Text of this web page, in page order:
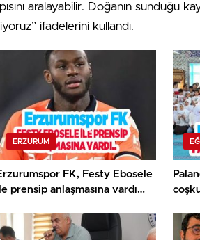
aralayabilir. Doğanın sunduğu
ifadelerini kullandı.
ERZURUM
FK, Festy Ebosele
prensip anlaşmasına vardı…